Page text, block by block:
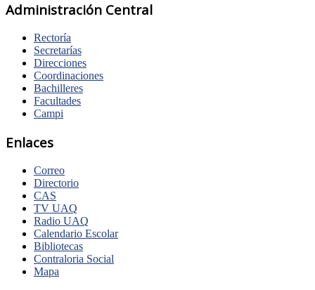
Administración Central
Rectoría
Secretarías
Direcciones
Coordinaciones
Bachilleres
Facultades
Campi
Enlaces
Correo
Directorio
CAS
TV UAQ
Radio UAQ
Calendario Escolar
Bibliotecas
Contraloria Social
Mapa